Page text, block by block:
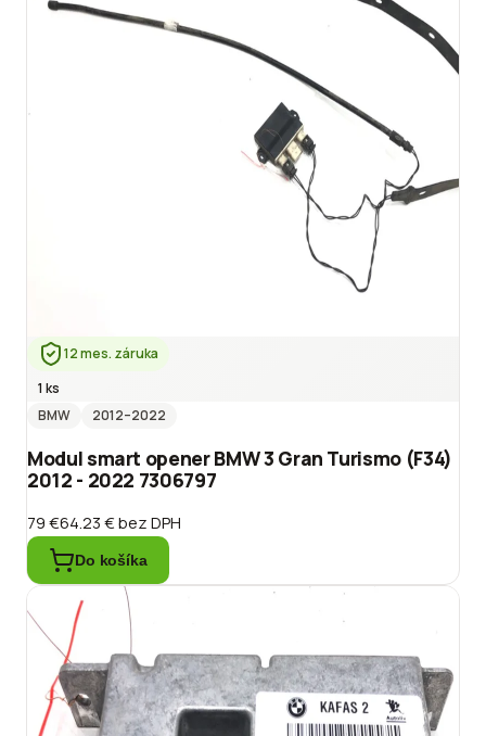
12 mes. záruka
1 ks
BMW
2012–2022
Modul smart opener BMW 3 Gran Turismo (F34)
2012 - 2022 7306797
79 €64.23 €bez DPH
Do košíka